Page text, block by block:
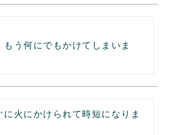
う何にでもかけてしまいま
火にかけられて時短になりま